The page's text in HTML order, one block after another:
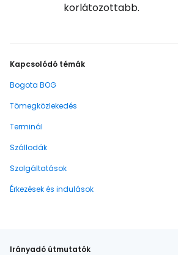
korlátozottabb.
Kapcsolódó témák
Bogota BOG
Tömegközlekedés
Terminál
Szállodák
Szolgáltatások
Érkezések és indulások
Irányadó útmutatók